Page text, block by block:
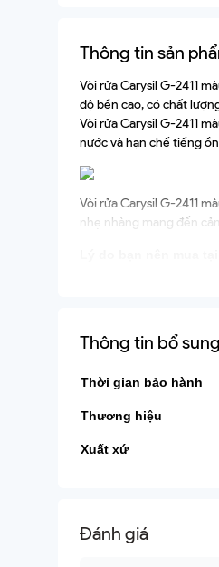
Thông tin sản
Vòi rửa Carysil G-2411
độ bền cao, có chất
Vòi rửa Carysil G-2411
nước và hạn chế tiếng
Vòi rửa Carysil G-2411
nhẹ nhàng mang đến
-Với nhiều chính sách
-Sản phẩm cam kết
-Chính sách bảo hàng
Hãy gọi đến ngay
Thông tin bổ sung
Thời gian bảo hành
Thương hiệu
Xuất xứ
Đánh giá